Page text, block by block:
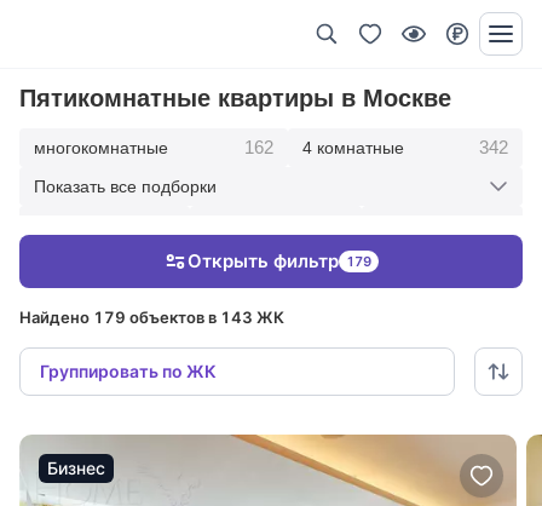
Пятикомнатные квартиры в Москве
многокомнатные 162 4 комнатные 342
Показать все подборки
Найдено 179 объектов в 143 ЖК
Группировать по ЖК
Открыть фильтр 179
Бизнес